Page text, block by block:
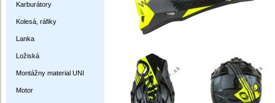
Karburátory
Kolesá, ráfiky
Lanka
Ložiská
Montážny material UNI
Motor